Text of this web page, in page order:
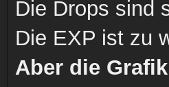
Die Drops sind
Die EXP ist zu
Aber die